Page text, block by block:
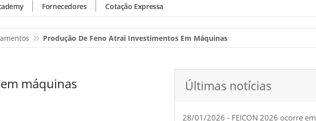
Fornecedores Cotação Expressa
Produção De Feno Atrai Investimentos Em Máquinas
máquinas Últimas notícias
28/01/2026 - FEICON 2026 ocorre em